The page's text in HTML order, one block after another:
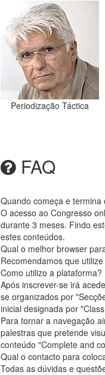
Periodização Táctica
FAQ
Quando começa e
O acesso ao Congresso
durante 3 meses. Findo
estes conteúdos.
Qual o melhor browser
Recomendamos que
Como utilizo a plataforma?
Após inscrever-se irá
se organizados por
inicial designada por
Para tornar a navegação
palestras que pretende
conteúdo "Complete and
Qual o contacto para
Todas as dúvidas e